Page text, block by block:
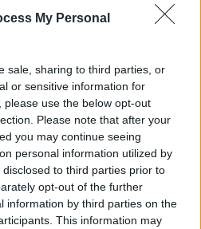
My Personal
sale, sharing to third parties, or
or sensitive information for
use the below opt-out
Please note that after your
you may continue seeing
personal information utilized by
to third parties prior to
opt-out of the further
information by third parties on the
This information may
jelöli köztársasági
elnökét jelöli Magyarország